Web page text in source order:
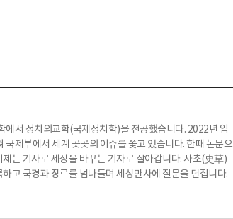
에서 정치외교학(국제정치학)을 전공했습니다. 2022년 입
국제부에서 세계 곳곳의 이슈를 쫓고 있습니다. 한때 논문으
는 기사로 세상을 바꾸는 기자로 살아갑니다. 사초(史草)
고 국경과 장르를 넘나들며 세상만사에 질문을 던집니다.